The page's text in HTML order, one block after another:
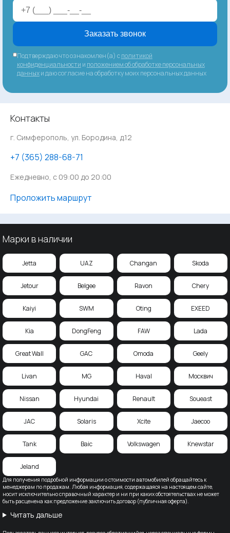
Заказать звонок
Подтверждаю что ознакомлен(а) сполитикой
конфиденциальности и положением об обработке персональных
данныхи даю согласие на обработку моих персональных данных
Контакты
г. Симферополь, ул. Бородина, д.12
‪+7 (365) 288-68-71
Ежедневно, с 09:00 до 20:00
Проложить маршрут
Для получения подробной информации о стоимости автомобилей обращайтесь к
менеджерам по продажам. Любая информация, содержащаяся на настоящем сайте,
носит исключительно справочный характер и ни при каких обстоятельствах не может
быть расценена как предложение заключить договор (публичная оферта).
Читать дальше
Марки в наличии
Jetta UAZ Changan Skoda
Jetour Belgee Ravon Chery
Kaiyi SWM Oting EXEED
Kia DongFeng FAW Lada
Great Wall GAC Omoda Geely
Livan MG Haval Москвич
Nissan Hyundai Renault Soueast
JAC Solaris Xcite Jaecoo
Tank Baic Volkswagen Knewstar
Jeland